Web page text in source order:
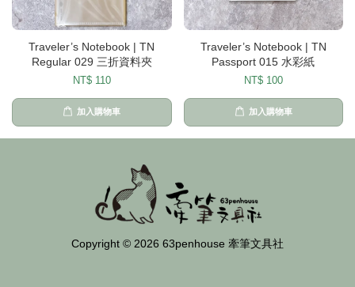
Traveler’s Notebook | TN
Regular 029 三折資料夾
NT$ 110
加入購物車
Traveler’s Notebook | TN
Passport 015 水彩紙
NT$ 100
加入購物車
Copyright © 2026 63penhouse 牽筆文具社